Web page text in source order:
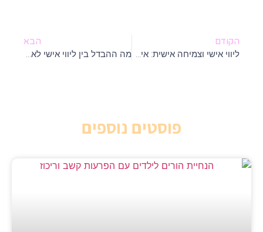
הקודם
ליווי אישי וצמיחה אישית: איך למצוא את הדרך הנכונה עבורך?
הבא
מה ההבדל בין ליווי אישי לאימון אישי?
פוסטים נוספים